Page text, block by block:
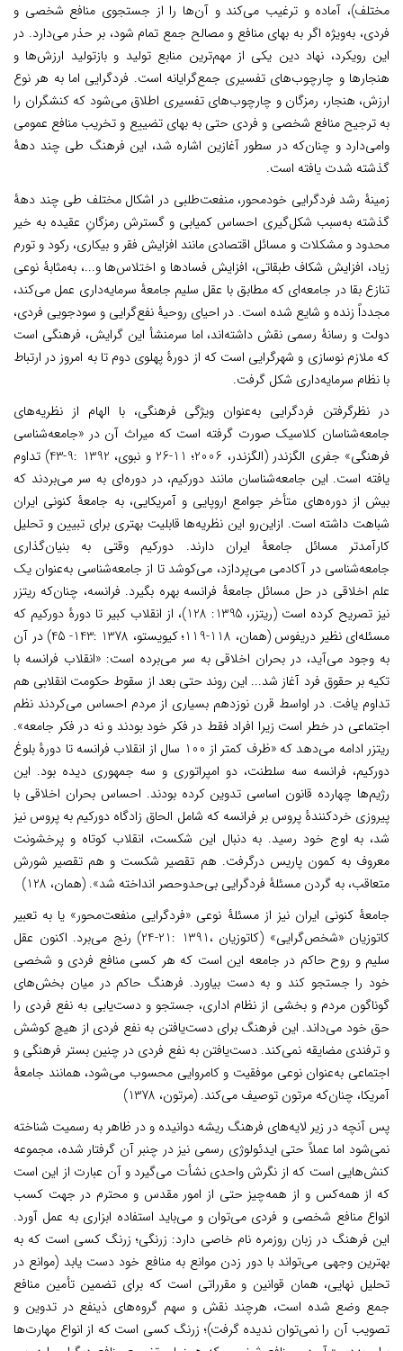
مختلف)، آماده و ترغیب می‌کند و آن‌ها را از جستجوی منافع شخصی و
فردی، به‌ویژه اگر به بهای منافع و مصالح جمع تمام شود، بر حذر می‌دارد. در
این رویکرد، نهاد دین یکی از مهم‌ترین منابع تولید و بازتولید ارزش‌ها و
هنجارها و چارچوب‌های تفسیری جمع‌گرایانه است. فردگرایی اما به هر نوع
ارزش، هنجار، رمزگان و چارچوب‌های تفسیری اطلاق می‌شود که کنشگران را
به ترجیح منافع شخصی و فردی حتی به بهای تضییع و تخریب منافع عمومی
وامی‌دارد و چنان‌که در سطور آغازین اشاره شد، این فرهنگ طی چند دهۀ
گذشته شدت یافته است.
زمینۀ رشد فردگرایی خودمحور، منفعت‌طلبی در اشکال مختلف طی چند دهۀ
گذشته به‌سبب شکل‌گیری احساس کمیابی و گسترش رمزگانِ عقیده به خیر
محدودو مشکلات و مسائل اقتصادی مانند افزایش فقر و بیکاری، رکود و تورم
زیاد، افزایش شکاف طبقاتی، افزایش فسادها و اختلاس‌ها و...، به‌مثابۀ نوعی
تنازع بقا در جامعه‌ای که مطابق با عقل سلیم جامعۀ سرمایه‌داری عمل می‌کند،
مجدداً زنده و شایع شده است. در احیای روحیۀ نفع‌گرایی و سودجویی فردی،
دولت و رسانۀ رسمی نقش داشته‌اند، اما سرمنشأ این گرایش، فرهنگی است
که ملازم نوسازی و شهرگرایی است که از دورۀ پهلوی دوم تا به امروز در ارتباط
با نظام سرمایه‌داری شکل گرفت.
در نظرگرفتن فردگرایی به‌عنوان ویژگی فرهنگی، با الهام از نظریه‌های
جامعه‌شناسان کلاسیک صورت گرفته است که میراث آن در «جامعه‌شناسی
فرهنگی» جفری الگزندر (الگزندر، 2006؛ 11-26 و نبوی، 1392 :9-43) تداوم
یافته است. این جامعه‌شناسان مانند دورکیم، در دوره‌ای به سر می‌بردند که
بیش از دوره‌های متأخر جوامع اروپایی و آمریکایی، به جامعۀ کنونی ایران
شباهت داشته است. ازاین‌رو این نظریه‌ها قابلیت بهتری برای تبیین و تحلیل
کارآمدتر مسائل جامعۀ ایران دارند. دورکیم وقتی به بنیان‌گذاری
جامعه‌شناسی در آکادمی می‌پردازد، می‌کوشد تا از جامعه‌شناسی به‌عنوان یک
علم اخلاقی در حل مسائل جامعۀ فرانسه بهره بگیرد. فرانسه، چنان‌که ریتزر
نیز تصریح کرده است (ریتزر، 1395: 128)، از انقلاب کبیر تا دورۀ دورکیم که
مسئله‌ای نظیر دریفوس (همان، 118-119؛ کیویستو، 1378 :143- 45) در آن
به وجود می‌آید، در بحران اخلاقی به سر می‌برده است:«انقلاب فرانسه با
تکیه بر حقوق فرد آغاز شد... این روند حتی بعد از سقوط حکومت انقلابی هم
تداوم یافت. در اواسط قرن نوزدهم بسیاری از مردم احساس می‌کردند نظم
اجتماعی در خطر است زیرا افراد فقط در فکر خود بودند و نه در فکر جامعه».
ریتزر ادامه می‌دهد که
«ظرف کمتر از 100 سال از انقلاب فرانسه تا دورۀ بلوغ
دورکیم، فرانسه سه سلطنت، دو امپراتوری و سه جمهوری دیده بود. این
رژیم‌ها چهارده قانون اساسی تدوین کرده بودند. احساس بحران اخلاقی با
پیروزی خردکنندۀ پروس بر فرانسه که شامل الحاق زادگاه دورکیم به پروس نیز
شد، به اوج خود رسید. به دنبال این شکست، انقلاب کوتاه و پرخشونت
معروف به کمون پاریس درگرفت. هم تقصیر شکست و هم تقصیر شورش
متعاقب، به گردن مسئلۀ فردگرایی بی‌حدوحصر انداخته شد». (همان، 128)
جامعۀ کنونی ایران نیز از مسئلۀ نوعی «فردگرایی منفعت‌محور» یا به تعبیر
کاتوزیان «شخص‌گرایی» (کاتوزیان ،1391 :21-24) رنج می‌برد.
اکنون عقل
سلیم و روح حاکم در جامعه این است که هر کسی منافع فردی و شخصی
خود را جستجو کند و به دست بیاورد. فرهنگ حاکم در میان بخش‌های
گوناگون مردم و بخشی از نظام اداری، جستجو و دست‌یابی به نفع فردی را
حق خود می‌داند. این فرهنگ برای دست‌یافتن به نفع فردی از هیچ کوشش
و ترفندی مضایقه نمی‌کند. دست‌یافتن به نفع فردی در چنین بستر فرهنگی و
اجتماعی به‌عنوان نوعی موفقیت و کامروایی محسوب می‌شود، همانند جامعۀ
آمریکا، چنان‌که مرتون توصیف می‌کند. (مرتون، 1378)
پس آنچه در زیر لایه‌های فرهنگ ریشه دوانیده و در ظاهر به رسمیت شناخته
نمی‌شود اما عملاً حتی ایدئولوژی رسمی نیز در چنبر آن گرفتار شده، مجموعه
کنش‌هایی است که از نگرش واحدی نشأت می‌گیرد و آن عبارت از این است
که از همه‌کس و از همه‌چیز حتی از امور مقدس و محترم در جهت کسب
انواع منافع شخصی و فردی می‌توان و می‌باید استفاده ابزاری به عمل آورد.
این فرهنگ در زبان روزمره نام خاصی دارد: زرنگی؛ زرنگ کسی است که به
بهترین وجهی می‌تواند با دور زدن موانع به منافع خود دست یابد (موانع در
تحلیل نهایی، همان قوانین و مقرراتی است که برای تضمین تأمین منافع
جمع وضع شده است، هرچند نقش و سهم گروه‌های ذینفع در تدوین و
تصویب آن را نمی‌توان ندیده گرفت)؛ زرنگ کسی است که از انواع مهارت‌ها